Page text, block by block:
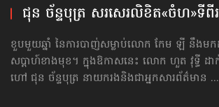
ជុន ច័ន្ទបុត្រ សរសេរ​លិខិត​«ចំហ»​ទី​
ខួបមួយឆ្នាំ នៃការបាញ់សម្លាប់លោក កែម ឡី នឹងមក
សប្ដាហ៍ខាងមុខ។ ក្នុងឱកាសនេះ លោក ហួត វុទ្ធី ដ
ហៅ ជុន ច័ន្ទបុត្រ នាយករង​និងជា​អ្នក​សារព័ត៌មាន ...